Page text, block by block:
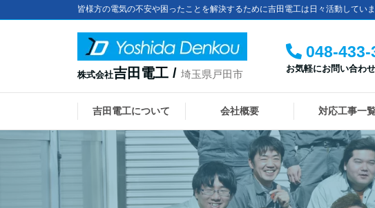
皆様方の電気の不安や困ったことを解決するために吉田電工は日々活動してい
株式会社吉田電工 / 埼玉県戸田市
048-433-
お気軽にお問い合わ
吉田電工について 会社概要 対応工事一